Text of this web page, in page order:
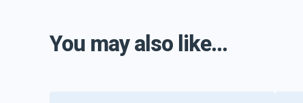
You may also like...